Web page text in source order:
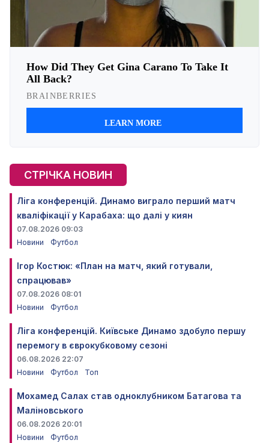
СТРІЧКА НОВИН
Ліга конференцій. Динамо виграло перший матч
кваліфікації у Карабаха: що далі у киян
07.08.2026 09:03
Новини
Футбол
Ігор Костюк: «План на матч, який готували,
спрацював»
07.08.2026 08:01
Новини
Футбол
Ліга конференцій. Київське Динамо здобуло першу
перемогу в єврокубковому сезоні
06.08.2026 22:07
Новини
Футбол Топ
Мохамед Салах став одноклубником Батагова та
Маліновського
06.08.2026 20:01
Новини
Футбол